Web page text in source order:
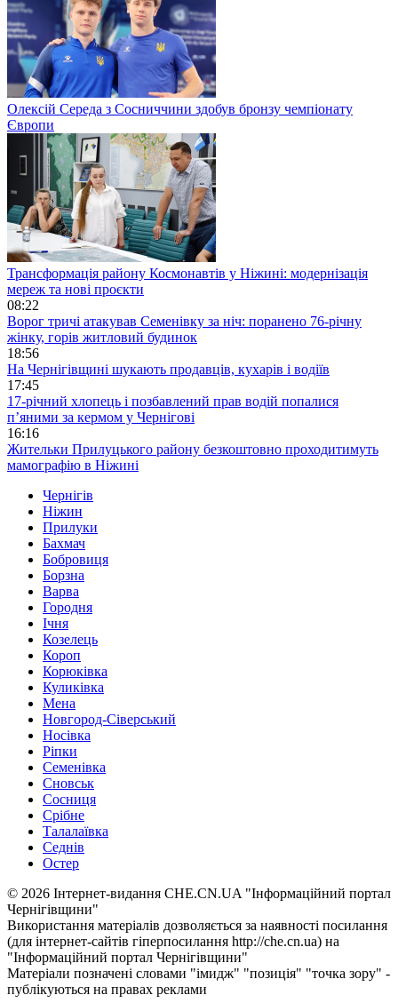
Олексій Середа з Сосниччини здобув бронзу чемпіонату
Європи
Трансформація району Космонавтів у Ніжині: модернізація
мереж та нові проєкти
08:22
Ворог тричі атакував Семенівку за ніч: поранено 76-річну
жінку, горів житловий будинок
18:56
На Чернігівщині шукають продавців, кухарів і водіїв
17:45
17-річний хлопець і позбавлений прав водій попалися
п’яними за кермом у Чернігові
16:16
Жительки Прилуцького району безкоштовно проходитимуть
мамографію в Ніжині
Чернігів
Ніжин
Прилуки
Бахмач
Бобровиця
Борзна
Варва
Городня
Ічня
Козелець
Короп
Корюківка
Куликівка
Мена
Новгород-Сіверський
Носівка
Ріпки
Семенівка
Сновськ
Сосниця
Срібне
Талалаївка
Седнів
Остер
© 2026 Інтернет-видання CHE.CN.UA "Інформаційний портал
Чернiгiвщини"
Використання матеріалів дозволяється за наявності посилання
(для інтернет-сайтів гіперпосилання http://che.cn.ua) на
"Інформаційний портал Чернiгiвщини"
Матеріали позначені словами "імидж" "позиція" "точка зору" -
публікуються на правах реклами